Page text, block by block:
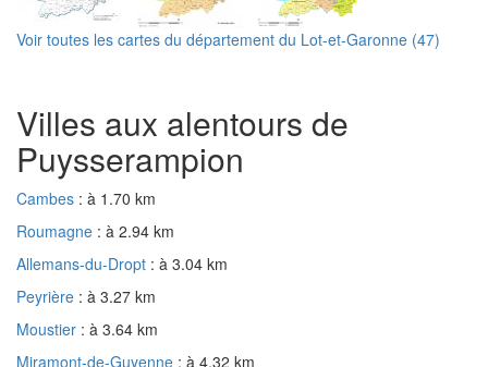
Voir toutes les cartes du département du Lot-et-Garonne (47)
Villes aux alentours de
Puysserampion
Cambes : à 1.70 km
Roumagne : à 2.94 km
Allemans-du-Dropt : à 3.04 km
Peyrière : à 3.27 km
Moustier : à 3.64 km
Miramont-de-Guyenne : à 4.32 km